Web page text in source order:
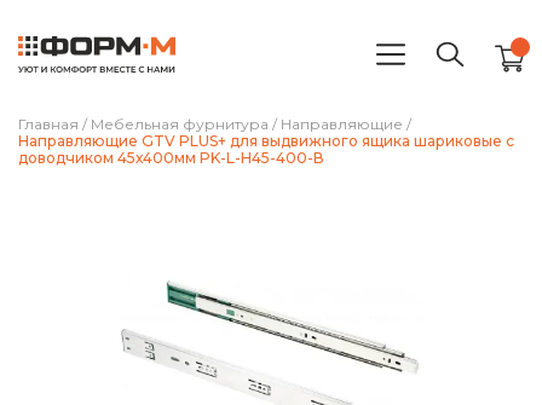
Главная / Мебельная фурнитура / Направляющие /
Направляющие GTV PLUS+ для выдвижного ящика шариковые с
доводчиком 45х400мм PK-L-H45-400-В